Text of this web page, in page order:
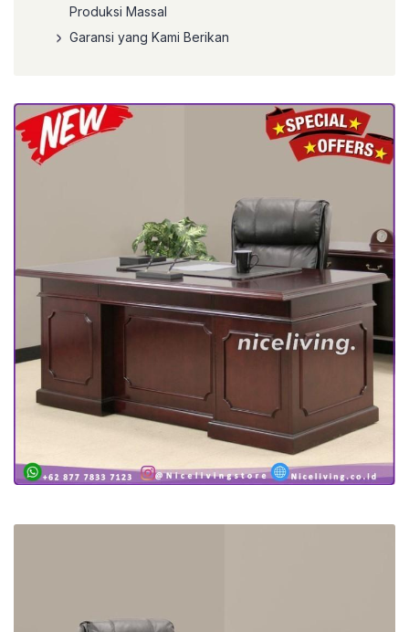
Produksi Massal
Garansi yang Kami Berikan